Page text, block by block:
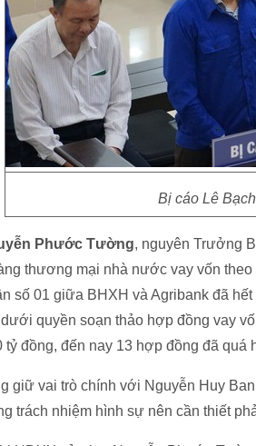
Bị cáo Lê
Phước Tường, nguyên Trưởng
thương mại nhà nước vay vốn
số 01 giữa BHXH và Agribank đã
quyền soạn thảo hợp đồng vay
tỷ đồng, đến nay 13 hợp đồng đã quá
giữ vai trò chính với Nguyễn Huy
trách nhiệm hình sự nên cần thiết